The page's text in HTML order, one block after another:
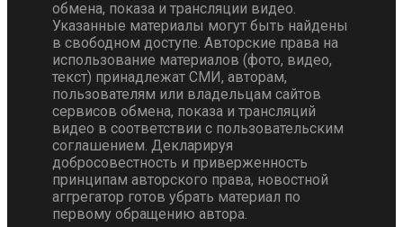
обмена, показа и трансляции видео.
Указанные материалы могут быть найдены
в свободном доступе. Авторские права на
использование материалов (фото, видео,
текст) принадлежат СМИ, авторам,
пользователям или владельцам сайтов
сервисов обмена, показа и трансляций
видео в соответствии с пользовательским
соглашением. Декларируя
добросовестность и приверженность
принципам авторского права, новостной
аггрегатор готов убрать материал по
первому обращению автора.